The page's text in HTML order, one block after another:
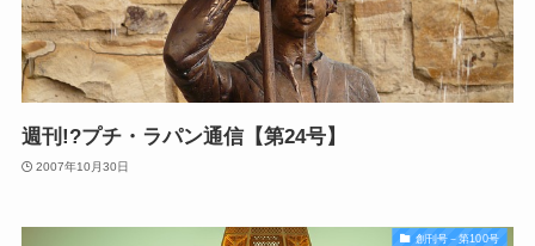
週刊!?プチ・ラパン通信【第24号】
2007年10月30日
創刊号－第100号